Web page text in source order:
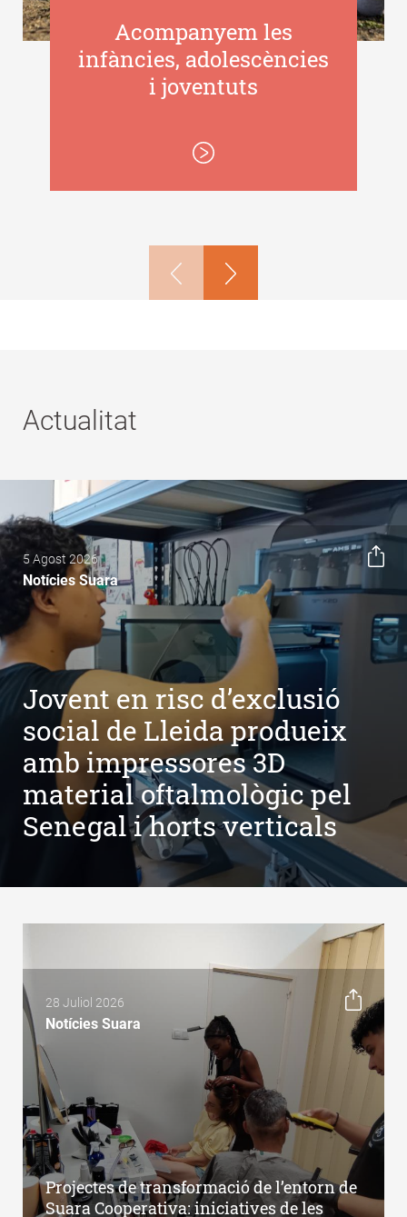
Acompanyem les
infàncies, adolescències
i joventuts
Actualitat
5 Agost 2026
Notícies Suara
Jovent en risc d’exclusió
social de Lleida produeix
amb impressores 3D
material oftalmològic pel
Senegal i horts verticals
28 Juliol 2026
Notícies Suara
Projectes de transformació de l’entorn de
Suara Cooperativa: iniciatives de les